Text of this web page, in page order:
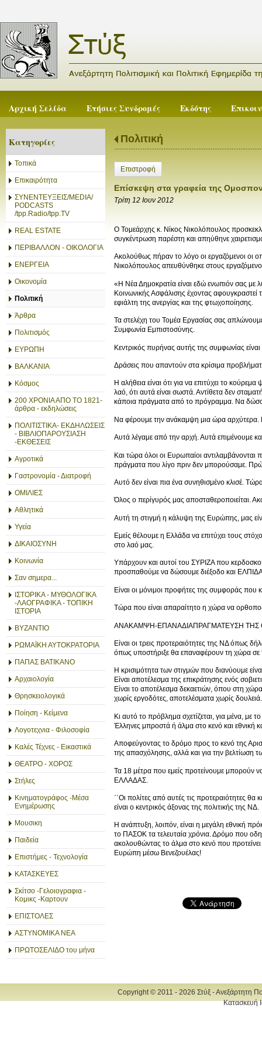
Αρχική Σελίδα Ετήσιες Συνδρομές Εκδότης
Κατηγορίες
Τοπικά
Επικαιρότητα
ΣΥΝΕΝΤΕΥΞΕΙΣ/MEDIA/
PODCASTS
/tpp.Radio/tpp.TV
REAL ESTATE
ΠΕΡΙΒΑΛΛΟΝ - ΟΙΚΟΛΟΓΙΑ
ΕΝΕΡΓΕΙΑ
Οικονομία
Πολιτική
Άρθρα
Πολιτισμός
ΕΥΡΩΠΗ
ΒΑΛΚΑΝΙΑ
Κόσμος
200 ΧΡΟΝΙΑ ΑΠΟ ΤΟ 1821-
άρθρα - εκδηλώσεις
ΠΟΛΙΤΙΣΤΙΚΑ- ΕΚΔΗΛΩΣΕΙΣ
- ΒΙΒΛΙΟΠΑΡΟΥΣΙΑΣΗ
-ΕΚΘΕΣΕΙΣ
Αγροτικά
Γαστρονομία - Διατροφή
ΟΜΙΛΙΕΣ
Αθλητικά
Υγεία
ΔΙΚΑΙΟΣΥΝΗ
Κοινωνία
Σαν σημερα...
ΙΣΤΟΡΙΚΑ - ΜΥΘΟΛΟΓΙΚΑ
-ΛΑΟΓΡΑΦΙΚΑ - ΤΟΠΙΚΗ
ΙΣΤΟΡΙΑ
ΒΥΖΑΝΤΙΟ
ΡΩΜΑΪΚΗ ΑΥΤΟΚΡΑΤΟΡΙΑ
ΠΑΠΑΣ ΒΑΤΙΚΑΝΟ
Αρχαιολογία
Θρησκειολογικά
Ποίηση - Κείμενα
Λογοτεχνια - Φιλοσοφία
Καλές Τέχνες - Εικαστικά
ΘΕΑΤΡΟ - ΧΟΡΟΣ
Στήλες
Κινηματογράφος -Μέσα
Ενημέρωσης
Μουσικη
Παιδεία
Επιστήμες - Τεχνολογία
ΚΑΤΑΣΚΕΥΕΣ
Σκίτσο -Γελοιογραφια -
Κομικς -Καρτουν
ΕΠΙΣΤΟΛΕΣ
ΑΣΤΥΝΟΜΙΚΑ ΝΕΑ
ΠΡΩΤΟΣΕΛΙΔΟ του μήνα
Πολιτική
Επιστροφή
Επίσκεψη στα γραφεία της
Τρίτη 12 Ιουν 2012
Ο Τομεάρχης κ. Νίκος Νικολόπουλος
συγκέντρωση παρέστη και απηύθηνε
Ακολούθως πήραν το λόγο οι εργαζόμενοι οι
Νικολόπουλος απευθύνθηκε στους
«Η Νέα Δημοκρατία είναι εδώ ενωπιόν σας με
Κοινωνικής Ασφάλισης έχοντας αφουγκραστεί
εφιάλτη της ανεργίας και της φτωχοποίησης.
Τα στελέχη του Τομέα Εργασίας σας
Συμφωνία Εμπιστοσύνης.
Κεντρικός πυρήνας αυτής της συμφωνίας
Δράσεις που απαντούν στα κρίσιμα
Η αλήθεια είναι ότι για να επιτύχει το
λαό, ότι αυτά είναι σωστά. Αντίθετα δεν
κάποια πράγματα από το πρόγραμμα. Να
Να φέρουμε την ανάκαμψη μια ώρα
Αυτά λέγαμε από την αρχή. Αυτά επιμένουμε
Και τώρα όλοι οι Ευρωπαίοι αντιλαμβάνονται
πράγματα που λίγο πριν δεν μπορούσαμε.
Αυτό δεν είναι πια ένα συνηθισμένο κλισέ.
Όλος ο περίγυρός μας αποσταθεροποιείται.
Αυτή τη στιγμή η κάλυψη της Ευρώπης, μας
Εμείς θέλουμε η Ελλάδα να επιτύχει τους
στο λαό μας.
Υπάρχουν και αυτοί του ΣΥΡΙΖΑ που
προσπαθούμε να δώσουμε διέξοδο και
Είναι οι μόνιμοι προφήτες της συμφοράς που
Τώρα που είναι απαραίτητο η χώρα να
ΑΝΑΚΑΜΨΗ-ΕΠΑΝΑΔΙΑΠΡΑΓΜΑΤΕΥΣΗ ΤΗΣ
Είναι οι τρεις προτεραιότητες της ΝΔ όπως
όπως υποστήριξε θα επαναφέρουν τη χώρα σε
Η κρισιμότητα των στιγμών που διανύουμε
Είναι αποτέλεσμα της επικράτησης ενός
Είναι το αποτέλεσμα δεκαετιών, όπου στη
χωρίς εργοδότες, αποτελέσματα χωρίς
Κι αυτό το πρόβλημα σχετίζεται, για μένα, με
Έλληνες μπροστά ή άλμα στο κενό και εθνική
Aποφεύγοντας το δρόμο προς το κενό της
της απασχόλησης, αλλά και για την βελτίωση
Τα 18 μέτρα που εμείς προτείνουμε μπορούν
ΕΛΛΑΔΑΣ.
΄΄Οι πολίτες από αυτές τις προτεραιότητες θα
είναι ο κεντρικός άξονας της πολιτικής της ΝΔ.
Η ανάπτυξη, λοιπόν, είναι η μεγάλη εθνική
το ΠΑΣΟΚ τα τελευταία χρόνια. Δρόμο που
ακολουθώντας το άλμα στο κενό που
Ευρώπη μέσω Βενεζουέλας!
Copyright © 2011 - 2026 Στύξ - Ανεξάρτητη
Κατασκευή